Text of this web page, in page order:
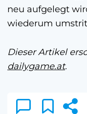
neu aufgelegt
wiederum
Dieser Artikel
dailygame.at.